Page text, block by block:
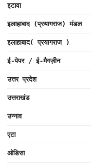
इटावा
इलाहाबाद (प्रयागराज) मंडल
इलाहाबाद( प्रयागराज )
ई-पेपर / ई-मैगज़ीन
उत्तर प्रदेश
उत्तराखंड
उन्नाव
एटा
ओडिसा